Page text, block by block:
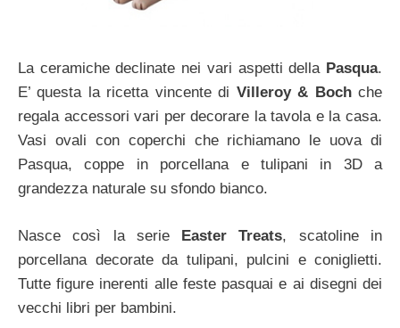
La ceramiche declinate nei vari aspetti della Pasqua.
E’ questa la ricetta vincente di Villeroy & Bochche
regala accessori vari per decorare la tavola e la casa.
Vasi ovali con coperchi che richiamano le uova di
Pasqua, coppe in porcellana e tulipani in 3D a
grandezza naturale su sfondo bianco.
Nasce così la serie Easter Treats, scatoline in
porcellana decorate da tulipani, pulcini e coniglietti.
Tutte figure inerenti alle feste pasquai e ai disegni dei
vecchi libri per bambini.